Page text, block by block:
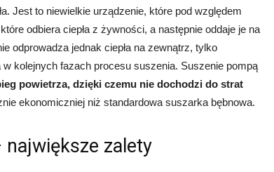
Jest to niewielkie urządzenie, które pod względem
odbiera ciepła z żywności, a następnie oddaje je na
odprowadza jednak ciepła na zewnątrz, tylko
kolejnych fazach procesu suszenia. Suszenie pompą
powietrza, dzięki czemu nie dochodzi do strat
ekonomiczniej niż standardowa suszarka bębnowa.
największe zalety